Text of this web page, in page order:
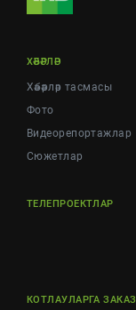
ХӘБӘРЛӘР
Хәбәрләр тасмасы
Фото
Видеорепортажлар
Cюжетлар
ТЕЛЕПРОЕКТЛАР
КОТЛАУЛАРГА ЗАКАЗ